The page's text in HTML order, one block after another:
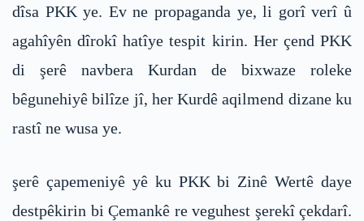
dîsa PKK ye. Ev ne propaganda ye, li gorî verî û
agahîyên dîrokî hatîye tespit kirin. Her çend PKK
di şerê navbera Kurdan de bixwaze roleke
bêgunehiyê bilîze jî, her Kurdê aqilmend dizane ku
rastî ne wusa ye.
şerê çapemeniyê yê ku PKK bi Zinê Wertê daye
destpêkirin bi Çemankê re veguhest şerekî çekdarî.